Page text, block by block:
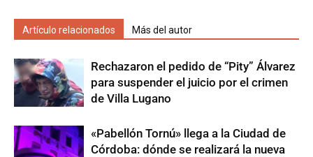
Artículo relacionados Más del autor
Rechazaron el pedido de “Pity” Álvarez
para suspender el juicio por el crimen
de Villa Lugano
«Pabellón Tornú» llega a la Ciudad de
Córdoba: dónde se realizará la nueva